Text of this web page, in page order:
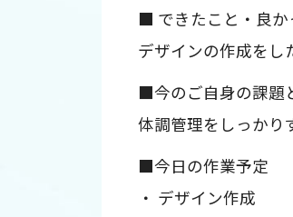
■ できたこと・良か
デザインの作成をし
■今のご自身の課題
体調管理をしっかり
■今日の作業予定
・ デザイン作成